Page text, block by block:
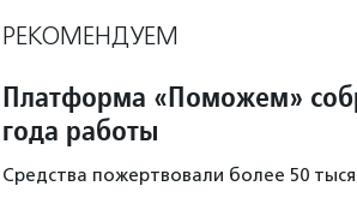
РЕКОМЕНДУЕМ
Платформа «Поможем»
года работы
Средства пожертвовали более 50